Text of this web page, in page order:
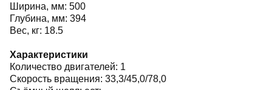
Ширина, мм: 500
Глубина, мм: 394
Вес, кг: 18.5
Характеристики
Количество двигателей: 1
Скорость вращения: 33,3/45,0/78,0